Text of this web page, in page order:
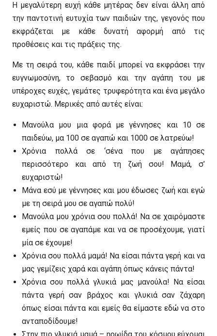
Η μεγαλύτερη ευχή κάθε μητέρας δεν είναι άλλη από
την παντοτινή ευτυχία των παιδιών της, γεγονός που
εκφράζεται με κάθε δυνατή αφορμή από τις
προθέσεις και τις πράξεις της.
Με τη σειρά του, κάθε παιδί μπορεί να εκφράσει την
ευγνωμοσύνη, το σεβασμό και την αγάπη του με
υπέροχες ευχές, γεμάτες τρυφερότητα και ένα μεγάλο
ευχαριστώ. Μερικές από αυτές είναι:
Μανούλα μου μια φορά με γέννησες και 10 σε
παιδεύω, μα 100 σε αγαπώ και 1000 σε λατρεύω!
Χρόνια πολλά σε ‘σένα που με αγάπησες
περισσότερο και από τη ζωή σου! Μαμά, σ’
ευχαριστώ!
Μάνα εσύ με γέννησες και μου έδωσες ζωή και εγώ
με τη σειρά μου σε αγαπώ πολύ!
Μανούλα μου χρόνια σου πολλά! Να σε χαιρόμαστε
εμείς που σε αγαπάμε και να σε προσέχουμε, γιατί
μία σε έχουμε!
Χρόνια σου πολλά μαμά! Να είσαι πάντα γερή και να
μας γεμίζεις χαρά και αγάπη όπως κάνεις πάντα!
Χρόνια σου πολλά γλυκιά μας μανούλα! Να είσαι
πάντα γερή σαν βράχος και γλυκιά σαν ζάχαρη
όπως είσαι πάντα και εμείς θα είμαστε εδώ να στο
ανταποδίδουμε!